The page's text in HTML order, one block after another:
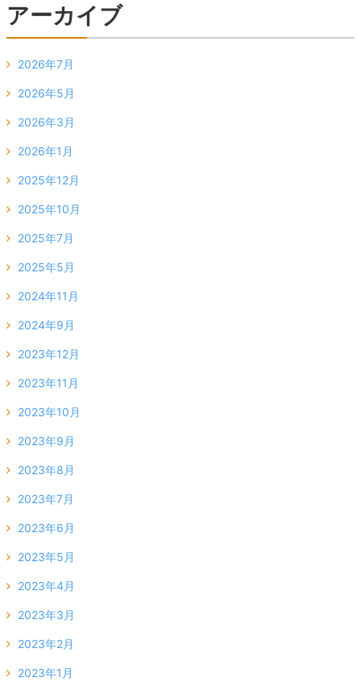
アーカイブ
2026年7月
2026年5月
2026年3月
2026年1月
2025年12月
2025年10月
2025年7月
2025年5月
2024年11月
2024年9月
2023年12月
2023年11月
2023年10月
2023年9月
2023年8月
2023年7月
2023年6月
2023年5月
2023年4月
2023年3月
2023年2月
2023年1月